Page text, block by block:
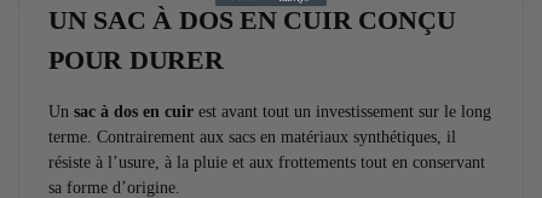
UN SAC À DOS EN CUIR CONÇU
POUR DURER
Un sac à dos en cuir est avant tout un investissement sur le long
terme. Contrairement aux sacs en matériaux synthétiques, il
résiste à l’usure, à la pluie et aux frottements tout en conservant
sa forme d’origine.